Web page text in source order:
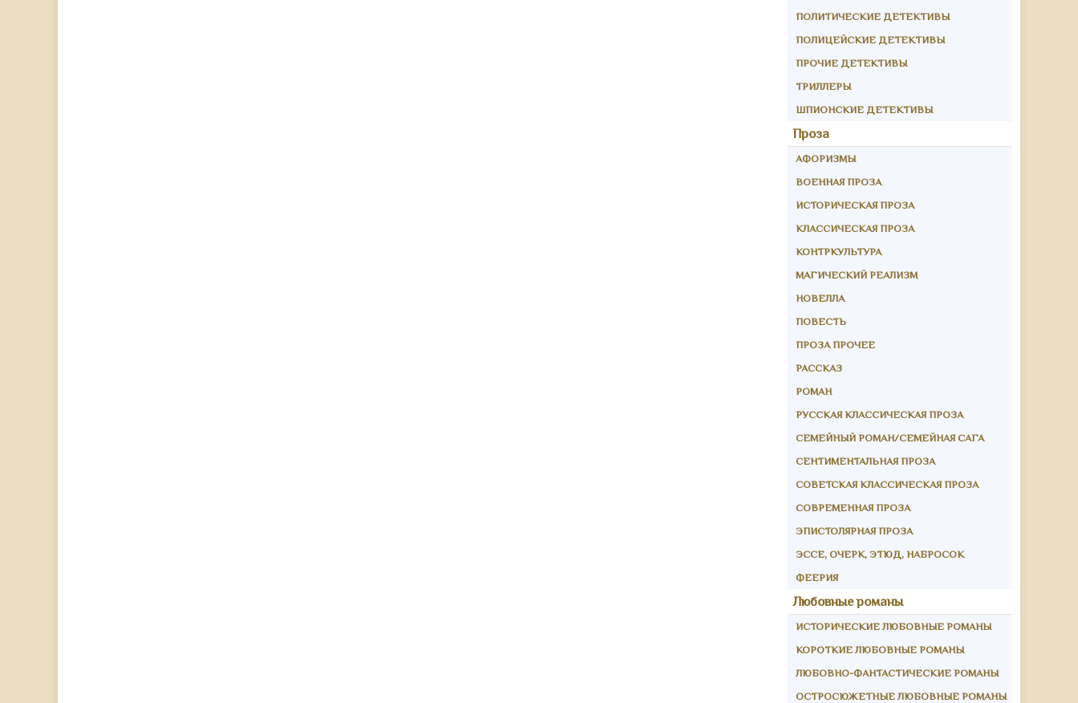
ПОЛИТИЧЕСКИЕ ДЕТЕКТИВЫ
ПОЛИЦЕЙСКИЕ ДЕТЕКТИВЫ
ПРОЧИЕ ДЕТЕКТИВЫ
ТРИЛЛЕРЫ
ШПИОНСКИЕ ДЕТЕКТИВЫ
Проза
АФОРИЗМЫ
ВОЕННАЯ ПРОЗА
ИСТОРИЧЕСКАЯ ПРОЗА
КЛАССИЧЕСКАЯ ПРОЗА
КОНТРКУЛЬТУРА
МАГИЧЕСКИЙ РЕАЛИЗМ
НОВЕЛЛА
ПОВЕСТЬ
ПРОЗА ПРОЧЕЕ
РАССКАЗ
РОМАН
РУССКАЯ КЛАССИЧЕСКАЯ ПРОЗА
СЕМЕЙНЫЙ РОМАН/СЕМЕЙНАЯ САГА
СЕНТИМЕНТАЛЬНАЯ ПРОЗА
СОВЕТСКАЯ КЛАССИЧЕСКАЯ ПРОЗА
СОВРЕМЕННАЯ ПРОЗА
ЭПИСТОЛЯРНАЯ ПРОЗА
ЭССЕ, ОЧЕРК, ЭТЮД, НАБРОСОК
ФЕЕРИЯ
Любовные романы
ИСТОРИЧЕСКИЕ ЛЮБОВНЫЕ РОМАНЫ
КОРОТКИЕ ЛЮБОВНЫЕ РОМАНЫ
ЛЮБОВНО-ФАНТАСТИЧЕСКИЕ РОМАНЫ
ОСТРОСЮЖЕТНЫЕ ЛЮБОВНЫЕ РОМАНЫ